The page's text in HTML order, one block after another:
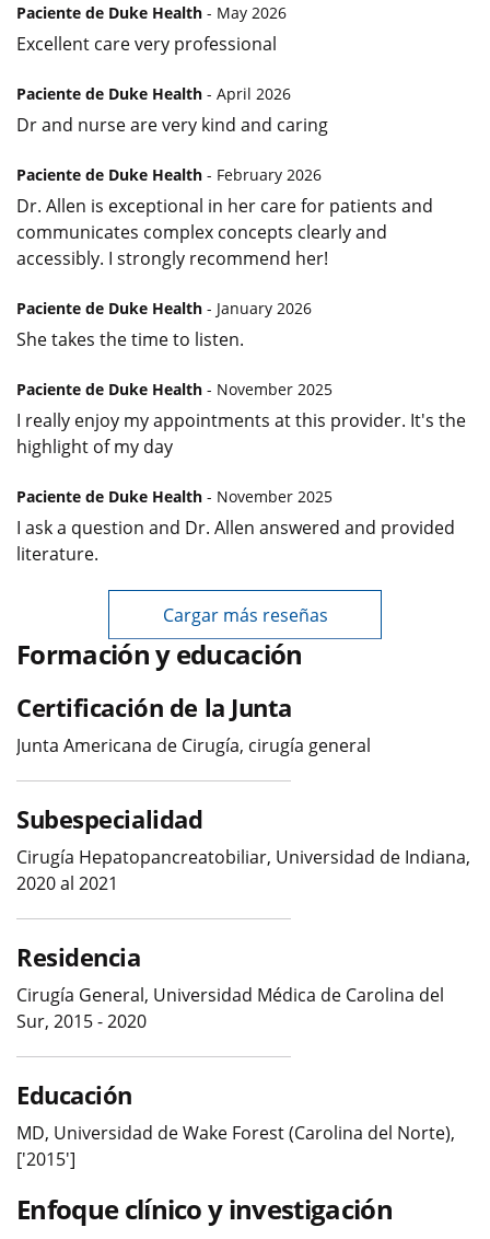
Paciente de Duke Health - May 2026
Excellent care very professional
Paciente de Duke Health - April 2026
Dr and nurse are very kind and caring
Paciente de Duke Health - February 2026
Dr. Allen is exceptional in her care for patients and
communicates complex concepts clearly and
accessibly. I strongly recommend her!
Paciente de Duke Health - January 2026
She takes the time to listen.
Paciente de Duke Health - November 2025
I really enjoy my appointments at this provider. It's the
highlight of my day
Paciente de Duke Health - November 2025
I ask a question and Dr. Allen answered and provided
literature.
Cargar más reseñas
Formación y educación
Certificación de la Junta
Junta Americana de Cirugía, cirugía general
Subespecialidad
Cirugía Hepatopancreatobiliar, Universidad de Indiana,
2020 al 2021
Residencia
Cirugía General, Universidad Médica de Carolina del
Sur, 2015 - 2020
Educación
MD, Universidad de Wake Forest (Carolina del Norte),
['2015']
Enfoque clínico y investigación